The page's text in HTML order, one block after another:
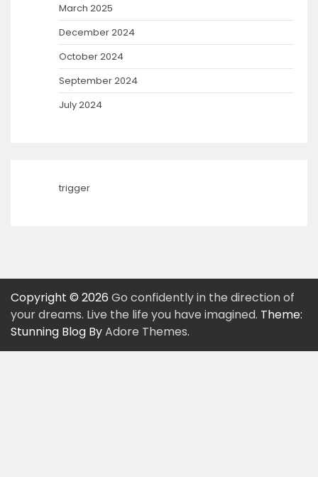
March 2025
December 2024
October 2024
September 2024
July 2024
trigger
Copyright © 2026 Go confidently in the direction of
your dreams. Live the life you have imagined. Theme:
Stunning Blog ByAdore Themes.